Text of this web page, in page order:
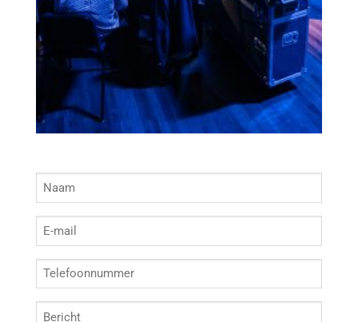
Naam
(Vereist)
E-
mailadres
(Vereist)
Telefoon
Bericht